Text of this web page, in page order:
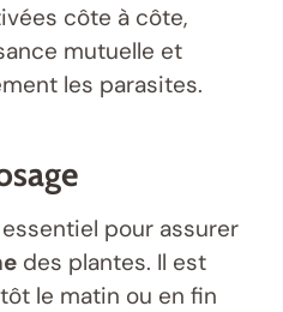
côte à côte,
mutuelle et
les parasites.
pour assurer
des plantes. Il est
le matin ou en fin